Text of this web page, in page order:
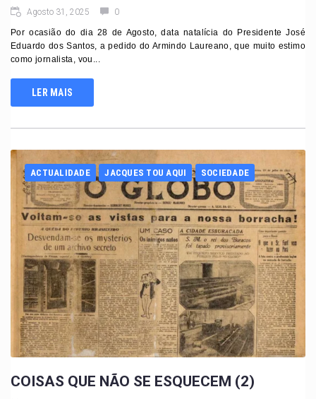
Agosto 31, 2025 0
Por ocasião do dia 28 de Agosto, data natalícia do Presidente José
Eduardo dos Santos, a pedido do Armindo Laureano, que muito estimo
como jornalista, vou...
LER MAIS
ACTUALIDADE JACQUES TOU AQUI SOCIEDADE
COISAS QUE NÃO SE ESQUECEM (2)